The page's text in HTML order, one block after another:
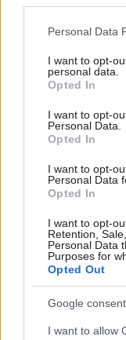
Please note that
not limited to your
grant or deny
use your data for
consent section.
Personal Data
I want to opt-
personal data.
Opted In
I want to opt-
Personal Data.
Opted In
I want to opt-
Personal Data
Opted In
I want to opt-
Retention,
Personal Data
Purposes for
Opted Out
Google
I want to allow
Budeme v
vodíkom?